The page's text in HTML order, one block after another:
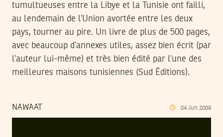
tumultueuses entre la Libye et la Tunisie ont failli,
au lendemain de l’Union avortée entre les deux
pays, tourner au pire. Un livre de plus de 500 pages,
avec beaucoup d’annexes utiles, assez bien écrit (par
l’auteur lui-même) et très bien édité par l’une des
meilleures maisons tunisiennes (Sud Éditions).
NAWAAT 04 Jun 2009